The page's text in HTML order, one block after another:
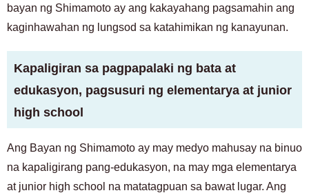
bayan ng Shimamoto ay ang kakayahang pagsamahin ang
kaginhawahan ng lungsod sa katahimikan ng kanayunan.
Kapaligiran sa pagpapalaki ng bata at
edukasyon, pagsusuri ng elementarya at junior
high school
Ang Bayan ng Shimamoto ay may medyo mahusay na binuo
na kapaligirang pang-edukasyon, na may mga elementarya
at junior high school na matatagpuan sa bawat lugar. Ang